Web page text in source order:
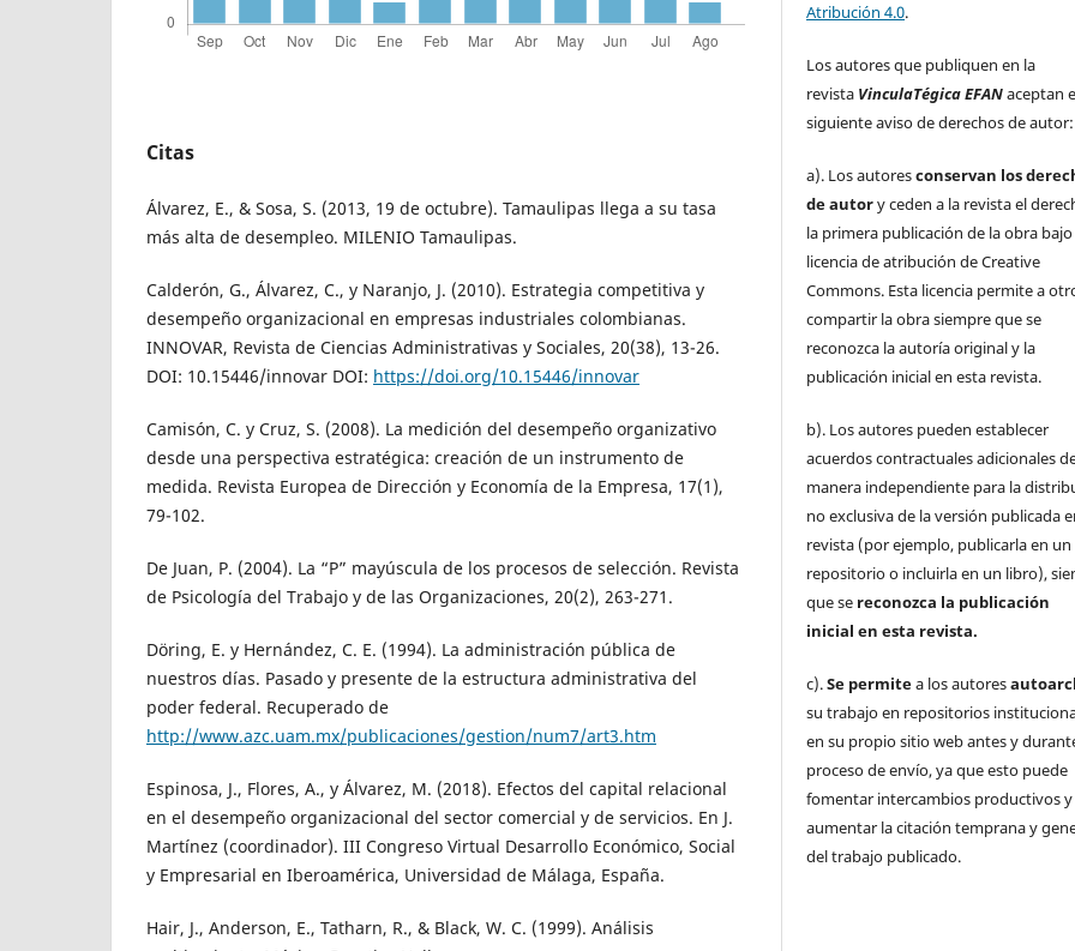
Citas
Álvarez, E., & Sosa, S. (2013, 19 de octubre). Tamaulipas llega a su tasa
más alta de desempleo. MILENIO Tamaulipas.
Calderón, G., Álvarez, C., y Naranjo, J. (2010). Estrategia competitiva y
desempeño organizacional en empresas industriales colombianas.
INNOVAR, Revista de Ciencias Administrativas y Sociales, 20(38), 13-26.
DOI: 10.15446/innovar DOI: https://doi.org/10.15446/innovar
Camisón, C. y Cruz, S. (2008). La medición del desempeño organizativo
desde una perspectiva estratégica: creación de un instrumento de
medida. Revista Europea de Dirección y Economía de la Empresa, 17(1),
79-102.
De Juan, P. (2004). La “P” mayúscula de los procesos de selección. Revista
de Psicología del Trabajo y de las Organizaciones, 20(2), 263-271.
Döring, E. y Hernández, C. E. (1994). La administración pública de
nuestros días. Pasado y presente de la estructura administrativa del
poder federal. Recuperado de
http://www.azc.uam.mx/publicaciones/gestion/num7/art3.htm
Espinosa, J., Flores, A., y Álvarez, M. (2018). Efectos del capital relacional
en el desempeño organizacional del sector comercial y de servicios. En J.
Martínez (coordinador). III Congreso Virtual Desarrollo Económico, Social
y Empresarial en Iberoamérica, Universidad de Málaga, España.
Hair, J., Anderson, E., Tatharn, R., & Black, W. C. (1999). Análisis
Atribución 4.0.
Los autores que publiquen en la
revista VinculaTégica EFANaceptan
siguiente aviso de derechos de autor:
a). Los autoresconservan los
de autory ceden a la revista el
la primera publicación de la obra
licencia de atribución de Creative
Commons. Esta licencia permite a
compartir la obra siempre que se
reconozca la autoría original y la
publicación inicial en esta revista.
b). Los autores pueden establecer
acuerdos contractuales adicionales
manera independiente para la
no exclusiva de la versión publicada
revista (por ejemplo, publicarla en un
repositorio o incluirla en un libro),
que se reconozca la publicación
inicial en esta revista.
c).Se permitea los autores
su trabajo en repositorios
en su propio sitio web antes y
proceso de envío, ya que esto puede
fomentar intercambios productivos y
aumentar la citación temprana y
del trabajo publicado.